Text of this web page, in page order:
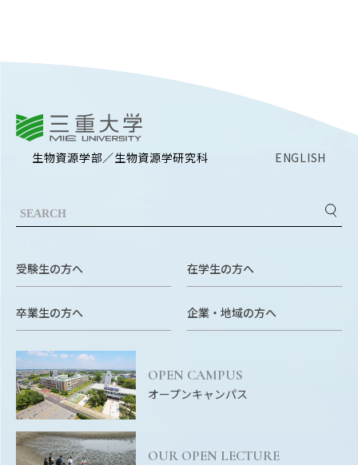
CENTERS
附属教育研究施設
EVENTS
イベントカレンダー
生物資源学研究科紀要
ANPIC
ANPIC安否情報システム
生物資源学部／生物資源学研究科 ENGLISH
受験生の方へ 在学生の方へ
卒業生の方へ 企業・地域の方へ
OPEN CAMPUS
オープンキャンパス
OUR OPEN LECTURE